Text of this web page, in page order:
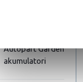
Autopart Garden
akumulatori